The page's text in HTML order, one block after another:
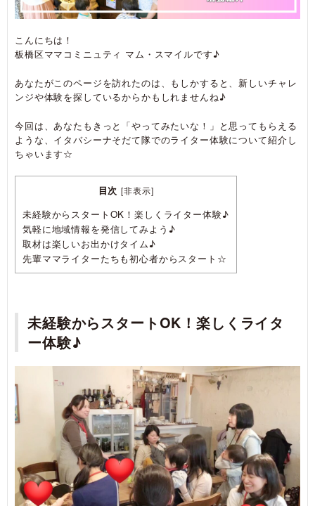
こんにちは！
板橋区ママコミニュティ マム・スマイルです♪
あなたがこのページを訪れたのは、もしかすると、新しいチャレ
ンジや体験を探しているからかもしれませんね♪
今回は、あなたもきっと「やってみたいな！」と思ってもらえる
ような、イタバシーナそだて隊でのライター体験について紹介し
ちゃいます☆
目次 [非表示]
未経験からスタートOK！楽しくライター体験♪
気軽に地域情報を発信してみよう♪
取材は楽しいお出かけタイム♪
先輩ママライターたちも初心者からスタート☆
未経験からスタートOK！楽しくライタ
ー体験♪